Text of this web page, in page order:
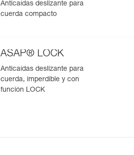
Anticaídas deslizante para
cuerda compacto
ASAP® LOCK
Anticaídas deslizante para
cuerda, imperdible y con
función LOCK